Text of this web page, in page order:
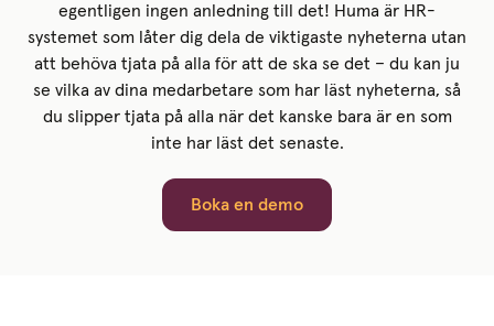
egentligen ingen anledning till det! Huma är HR-
systemet som låter dig dela de viktigaste nyheterna utan
att behöva tjata på alla för att de ska se det – du kan ju
se vilka av dina medarbetare som har läst nyheterna, så
du slipper tjata på alla när det kanske bara är en som
inte har läst det senaste.
Boka en demo